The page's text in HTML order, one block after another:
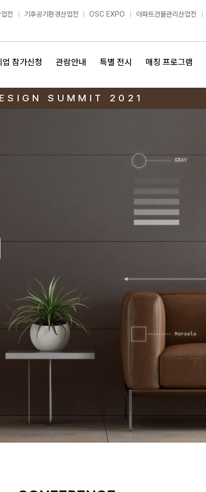
전 기후공기환경산업전 OSC EXPO 아파트건물관리산업전
업 참가신청 관람안내 특별 전시 매칭 프로그램
SUMMIT 2021